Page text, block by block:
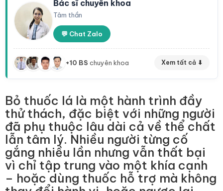
Bác sĩ chuyên khoa
Tâm thần
💬 Chat Zalo
+10 BS chuyên khoa Xem tất cả ⬇
Bỏ thuốc lá là một hành trình đầy
thử thách, đặc biệt với những người
đã phụ thuộc lâu dài cả về thể chất
lẫn tâm lý. Nhiều người từng cố
gắng nhiều lần nhưng vẫn thất bại
vì chỉ tập trung vào một khía cạnh
– hoặc dùng thuốc hỗ trợ mà không